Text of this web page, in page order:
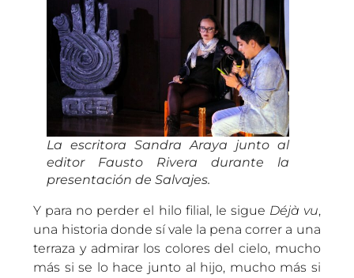
La escritora Sandra Araya junto al
editor Fausto Rivera durante la
presentación de Salvajes.
Y para no perder el hilo filial, le sigue Déjà vu,
una historia donde sí vale la pena correr a una
terraza y admirar los colores del cielo, mucho
más si se lo hace junto al hijo, mucho más si